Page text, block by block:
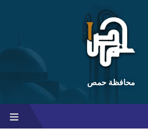
محافظة حمص